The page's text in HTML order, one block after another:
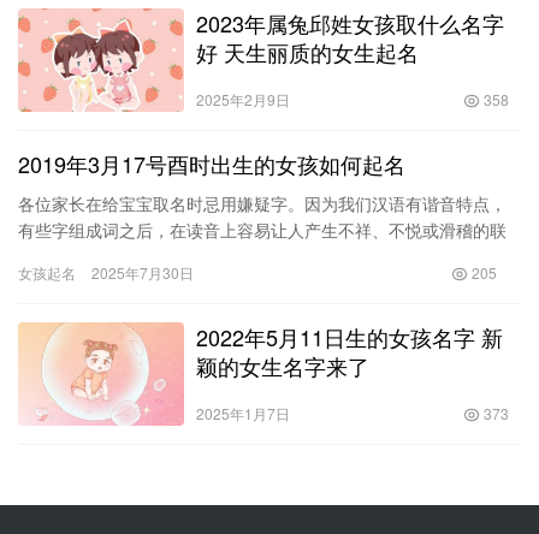
2023年属兔邱姓女孩取什么名字
好 天生丽质的女生起名
2025年2月9日 358
2019年3月17号酉时出生的女孩如何起名
各位家长在给宝宝取名时忌用嫌疑字。因为我们汉语有谐音特点，
有些字组成词之后，在读音上容易让人产生不祥、不悦或滑稽的联
狸）等…
女孩起名 2025年7月30日 205
2022年5月11日生的女孩名字 新
颖的女生名字来了
2025年1月7日 373